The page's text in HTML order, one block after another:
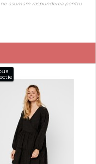
asumam raspunderea pentru